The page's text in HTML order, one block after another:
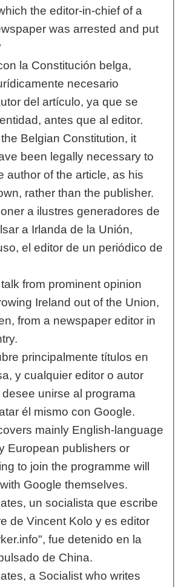
the editor-in-chief of a
was arrested and put
la Constitución belga,
necesario
del artículo, ya que se
antes que al editor.
Belgian Constitution, it
been legally necessary to
author of the article, as his
rather than the publisher.
a ilustres generadores de
a Irlanda de la Unión,
el editor de un periódico de
from prominent opinion
Ireland out of the Union,
from a newspaper editor in
principalmente títulos en
y cualquier editor o autor
unirse al programa
él mismo con Google.
mainly English-language
European publishers or
to join the programme will
Google themselves.
un socialista que escribe
de Vincent Kolo y es editor
fue detenido en la
de China.
a Socialist who writes